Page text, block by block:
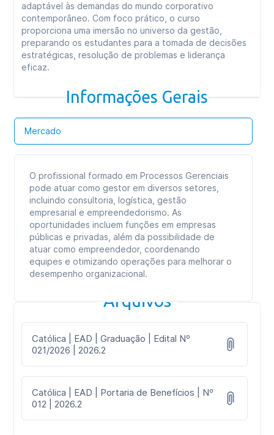
adaptável às demandas do mundo corporativo
contemporâneo. Com foco prático, o curso
proporciona uma imersão no universo da gestão,
preparando os estudantes para a tomada de decisões
estratégicas, resolução de problemas e liderança
eficaz.
Informações Gerais
Mercado
O profissional formado em Processos Gerenciais
pode atuar como gestor em diversos setores,
incluindo consultoria, logística, gestão
empresarial e empreendedorismo. As
oportunidades incluem funções em empresas
públicas e privadas, além da possibilidade de
atuar como empreendedor, coordenando
equipes e otimizando operações para melhorar o
desempenho organizacional.
Arquivos
Católica | EAD | Graduação | Edital Nº
021/2026 | 2026.2
Católica | EAD | Portaria de Benefícios | Nº
012 | 2026.2